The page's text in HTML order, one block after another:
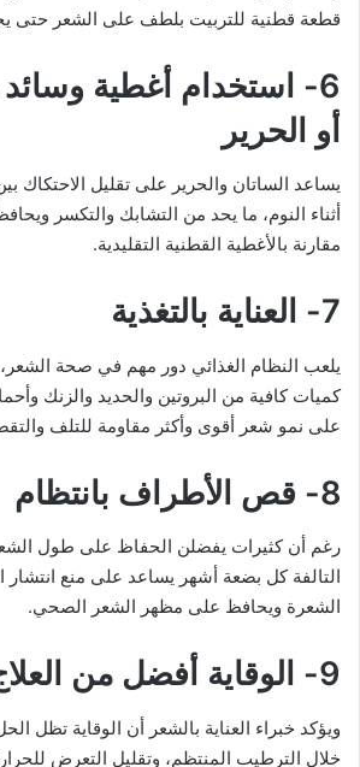
قطعة قطنية للتربيت بلطف على الشعر حتى
6- استخدام أغطية
أو الحرير
يساعد الساتان والحرير على تقليل الاحتكاك
أثناء النوم، ما يحد من التشابك والتكسر
مقارنة بالأغطية القطنية التقليدية.
7- العناية بالتغذية
يلعب النظام الغذائي دور مهم في صحة
على نمو شعر أقوى وأكثر مقاومة للتلف
8- قص الأطراف بانتظام
رغم أن كثيرات يفضلن الحفاظ على طول
التالفة كل بضعة أشهر يساعد على منع
الشعرة ويحافظ على مظهر الشعر الصحي.
9- الوقاية أفضل من العلاج
ويؤكد خبراء العناية بالشعر أن الوقاية تظل
خلال الترطيب المنتظم، وتقليل التعرض